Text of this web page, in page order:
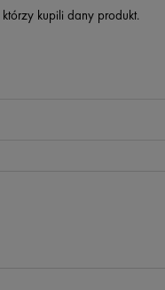
kupili dany produkt.